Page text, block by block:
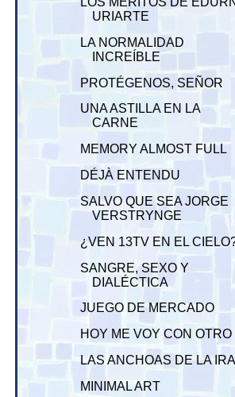
URIARTE
LA NORMALIDAD
INCREÍBLE
PROTÉGENOS, SEÑOR
UNA ASTILLA EN LA
CARNE
MEMORY ALMOST FULL
DÉJÀ ENTENDU
SALVO QUE SEA JORGE
VERSTRYNGE
¿VEN 13TV EN EL
SANGRE, SEXO Y
DIALÉCTICA
JUEGO DE MERCADO
HOY ME VOY CON OTRO
LAS ANCHOAS DE LA
MINIMAL ART